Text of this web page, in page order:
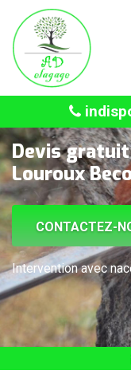
Devis
Louroux
CONTACTEZ-
Intervention avec